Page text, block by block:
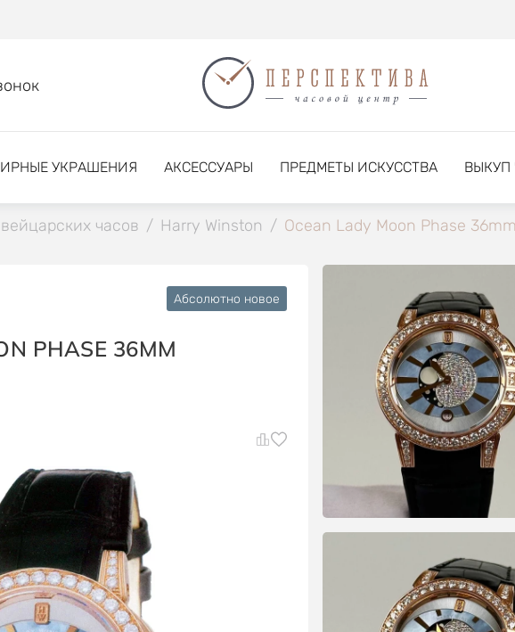
УКРАШЕНИЯ АКСЕССУАРЫ ПРЕДМЕТЫ ИСКУССТВА ВЫКУП
часов / Harry Winston / Ocean Lady Moon Phase
Абсолютно новое
PHASE 36MM